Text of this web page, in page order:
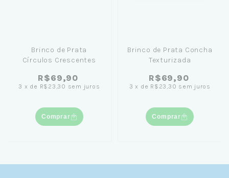
Brinco de Prata
Círculos Crescentes
R$69,90
3 x de R$23,30 sem juros
Comprar
Brinco de Prata Concha
Texturizada
R$69,90
3 x de R$23,30 sem juros
Comprar